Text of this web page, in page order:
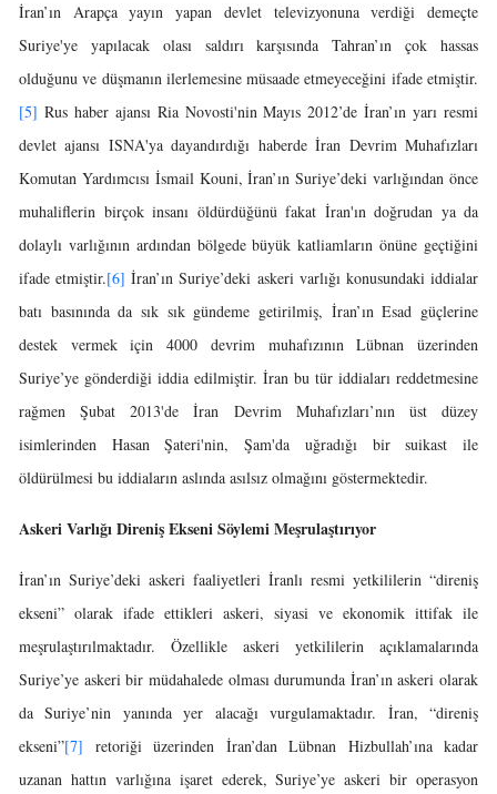
İran’ın Arapça yayın yapan devlet televizyonuna verdiği demeçte
Suriye'ye yapılacak olası saldırı karşısında Tahran’ın çok hassas
olduğunu ve düşmanın ilerlemesine müsaade etmeyeceğini ifade etmiştir.
[5] Rus haber ajansı Ria Novosti'nin Mayıs 2012’de İran’ın yarı resmi
devlet ajansı ISNA'ya dayandırdığı haberde İran Devrim Muhafızları
Komutan Yardımcısı İsmail Kouni, İran’ın Suriye’deki varlığından önce
muhaliflerin birçok insanı öldürdüğünü fakat İran'ın doğrudan ya da
dolaylı varlığının ardından bölgede büyük katliamların önüne geçtiğini
ifade etmiştir.[6] İran’ın Suriye’deki askeri varlığı konusundaki iddialar
batı basınında da sık sık gündeme getirilmiş, İran’ın Esad güçlerine
destek vermek için 4000 devrim muhafızının Lübnan üzerinden
Suriye’ye gönderdiği iddia edilmiştir. İran bu tür iddiaları reddetmesine
rağmen Şubat 2013'de İran Devrim Muhafızları’nın üst düzey
isimlerinden Hasan Şateri'nin, Şam'da uğradığı bir suikast ile
öldürülmesi bu iddiaların aslında asılsız olmağını göstermektedir.
Askeri Varlığı Direniş Ekseni Söylemi Meşrulaştırıyor
İran’ın Suriye’deki askeri faaliyetleri İranlı resmi yetkililerin “direniş
ekseni” olarak ifade ettikleri askeri, siyasi ve ekonomik ittifak ile
meşrulaştırılmaktadır. Özellikle askeri yetkililerin açıklamalarında
Suriye’ye askeri bir müdahalede olması durumunda İran’ın askeri olarak
da Suriye’nin yanında yer alacağı vurgulamaktadır. İran, “direniş
ekseni”[7] retoriği üzerinden İran’dan Lübnan Hizbullah’ına kadar
uzanan hattın varlığına işaret ederek, Suriye’ye askeri bir operasyon